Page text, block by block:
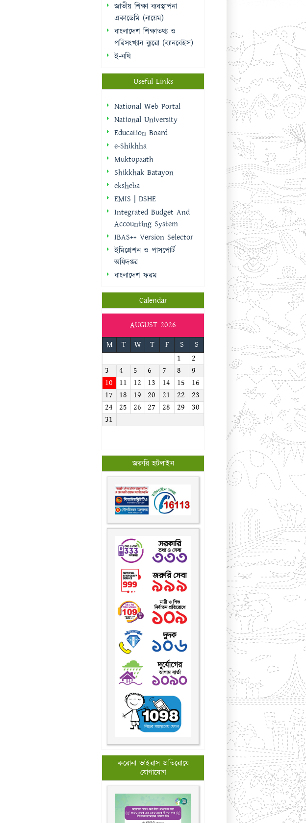
জাতীয় শিক্ষা ব্যবস্থাপনা
একাডেমি (নায়েম)
বাংলাদেশ শিক্ষাতথ্য ও
পরিসংখ্যান ব্যুরো (ব্যানবেইস)
ই-নথি
Useful Links
National Web Portal
National University
Education Board
e-Shikhha
Muktopaath
Shikkhak Batayon
eksheba
EMIS | DSHE
Integrated Budget And
Accounting System
IBAS++ Version Selector
ইমিগ্রেশন ও পাসপোর্ট
অধিদপ্তর
বাংলাদেশ ফরম
Calendar
AUGUST 2026
M
T W T F S
S
1
2
3
4 5 6 7 8
9
10
11 12 13 14 15
16
17
18 19 20 21 22
23
24
25 26 27 28 29
30
31
জরুরি হটলাইন
করোনা ভাইরাস প্রতিরোধে
যোগাযোগ